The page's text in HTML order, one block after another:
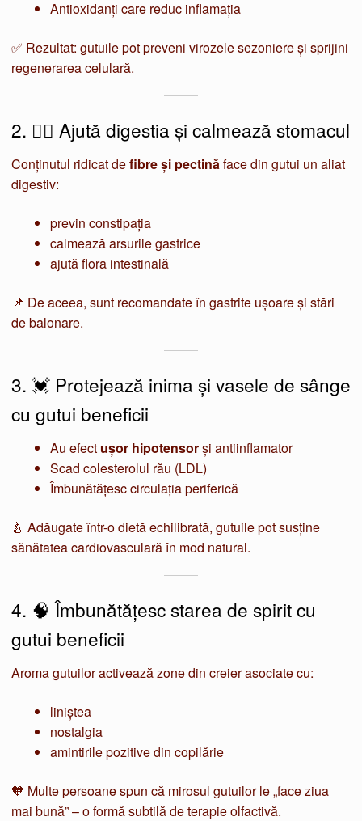
Antioxidanți care reduc inflamația
✅ Rezultat: gutuile pot preveni virozele sezoniere și sprijini
regenerarea celulară.
2. 🧘‍♂️ Ajută digestia și calmează stomacul
Conținutul ridicat defibre și pectinăface din gutui un aliat
digestiv:
previn constipația
calmează arsurile gastrice
ajută flora intestinală
📌 De aceea, sunt recomandate în gastrite ușoare și stări
de balonare.
3. 💓 Protejează inima și vasele de sânge
cu gutui beneficii
Au efect ușor hipotensorși antiinflamator
Scad colesterolul rău (LDL)
Îmbunătățesc circulația periferică
🍐 Adăugate într-o dietă echilibrată, gutuile pot susține
sănătatea cardiovasculară în mod natural.
4. 🧠 Îmbunătățesc starea de spirit cu
gutui beneficii
Aroma gutuilor activează zone din creier asociate cu:
liniștea
nostalgia
amintirile pozitive din copilărie
🧡 Multe persoane spun că mirosul gutuilor le „face ziua
mai bună” – o formă subtilă de terapie olfactivă.